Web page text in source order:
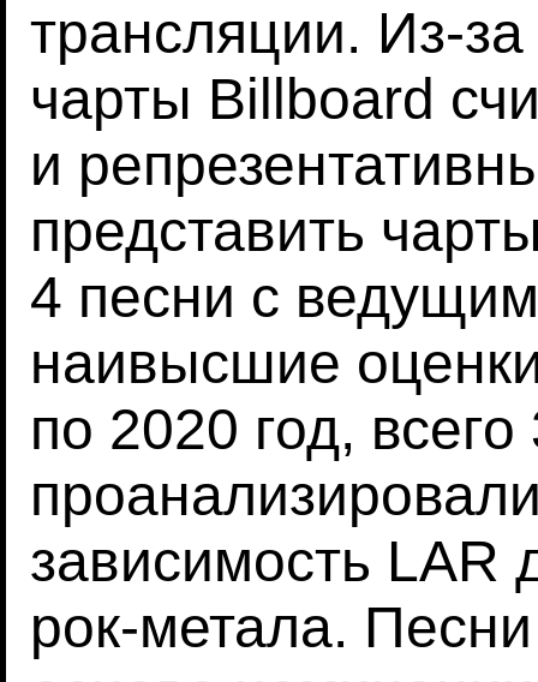
трансляции. Из-
чарты Billboard
и
представить
4 песни с
наивысшие
по 2020 год,
зависимость LAR
рок-метала.